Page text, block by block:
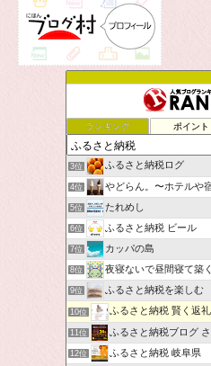
ランキング ポイント
3位 ふるさと納税ログ
4位 やどらん。〜ホテルや宿
5位 たれめし
6位 ふるさと納税 ビール
7位 カッパの島
8位 夜寝ないで昼間寝て築
9位 ふるさと納税を楽しむ
10位 ふるさと納税 賢く返
11位 ふるさと納税ブログ
12位 ふるさと納税 岐阜県